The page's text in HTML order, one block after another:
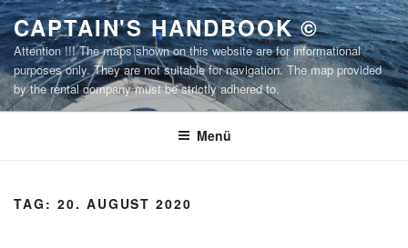
Zum
Inhalt
springen
CAPTAIN'S HANDBOOK ©
Attention !!! The maps shown on this website are for informational
purposes only. They are not suitable for navigation. The map provided
by the rental company must be strictly adhered to.
Menü
TAG: 20. AUGUST 2020